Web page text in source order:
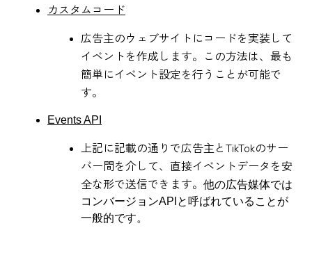
カスタムコード
広告主のウェブサイトにコードを実装して
イベントを作成します。この方法は、最も
簡単にイベント設定を行うことが可能で
す。
Events API
上記に記載の通りで広告主とTikTokのサー
バー間を介して、直接イベントデータを安
全な形で送信できます。 他の広告媒体では
コンバージョンAPIと呼ばれていることが
一般的です。